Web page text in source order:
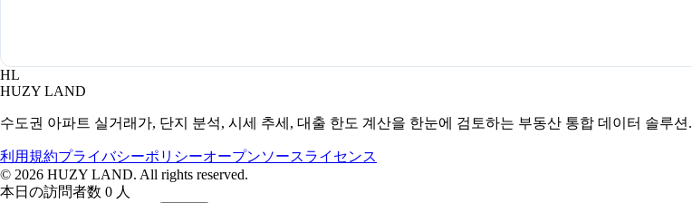
HL
HUZY LAND
수도권 아파트 실거래가, 단지 분석, 시세 추세, 대출 한도 계산을 한눈에 검토하는 부동산 통합 데이터 솔루션.
利用規約プライバシーポリシーオープンソースライセンス
© 2026 HUZY LAND. All rights reserved.
本日の訪問者数 0 人